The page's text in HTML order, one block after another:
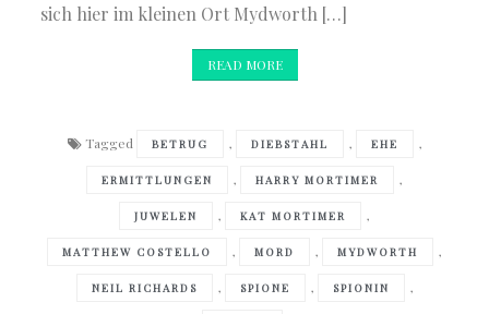
sich hier im kleinen Ort Mydworth […]
READ MORE
Tagged BETRUG , DIEBSTAHL , EHE ,
ERMITTLUNGEN , HARRY MORTIMER ,
JUWELEN , KAT MORTIMER ,
MATTHEW COSTELLO , MORD , MYDWORTH ,
NEIL RICHARDS , SPIONE , SPIONIN ,